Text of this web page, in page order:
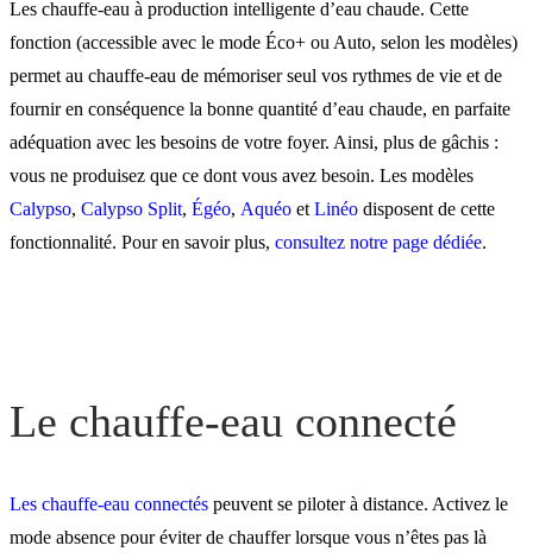
Les chauffe-eau à production intelligente d’eau chaude. Cette
fonction (accessible avec le mode Éco+ ou Auto, selon les modèles)
permet au chauffe-eau de mémoriser seul vos rythmes de vie et de
fournir en conséquence la bonne quantité d’eau chaude, en parfaite
adéquation avec les besoins de votre foyer. Ainsi, plus de gâchis :
vous ne produisez que ce dont vous avez besoin. Les modèles
Calypso, Calypso Split, Égéo, Aquéo et Linéo disposent de cette
fonctionnalité. Pour en savoir plus, consultez notre page dédiée.
Le chauffe-eau connecté
Les chauffe-eau connectés peuvent se piloter à distance. Activez le
mode absence pour éviter de chauffer lorsque vous n’êtes pas là